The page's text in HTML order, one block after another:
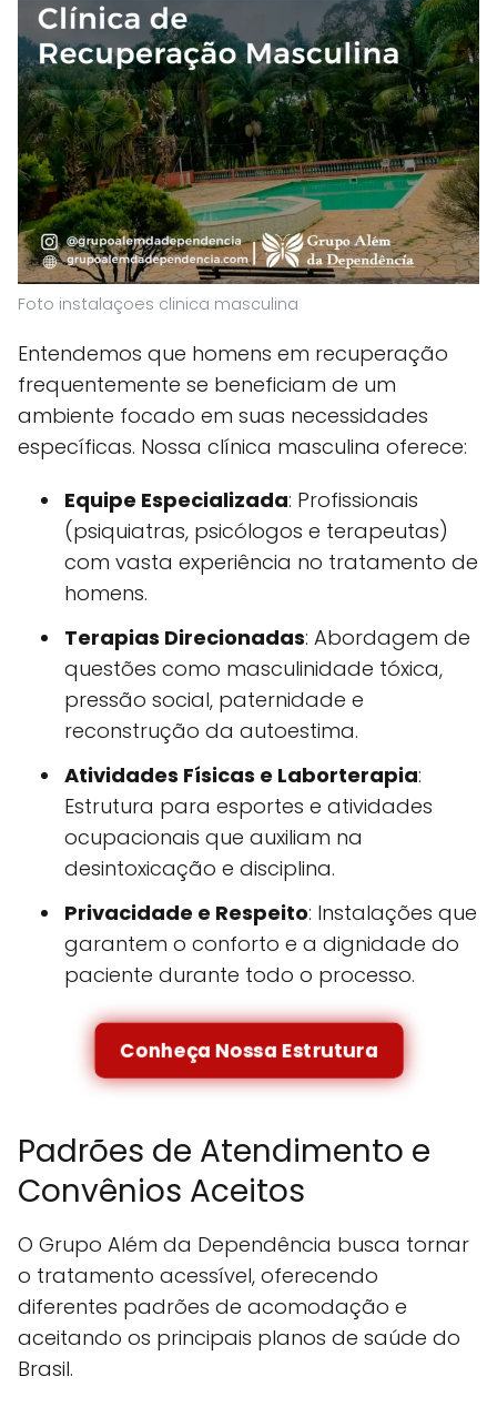
Foto instalaçoes clinica masculina
Entendemos que homens em recuperação
frequentemente se beneficiam de um
ambiente focado em suas necessidades
específicas. Nossa clínica masculina oferece:
Equipe Especializada: Profissionais
(psiquiatras, psicólogos e terapeutas)
com vasta experiência no tratamento de
homens.
Terapias Direcionadas: Abordagem de
questões como masculinidade tóxica,
pressão social, paternidade e
reconstrução da autoestima.
Atividades Físicas e Laborterapia:
Estrutura para esportes e atividades
ocupacionais que auxiliam na
desintoxicação e disciplina.
Privacidade e Respeito: Instalações que
garantem o conforto e a dignidade do
paciente durante todo o processo.
Conheça Nossa Estrutura
Padrões de Atendimento e
Convênios Aceitos
O Grupo Além da Dependência busca tornar
o tratamento acessível, oferecendo
diferentes padrões de acomodação e
aceitando os principais planos de saúde do
Brasil.